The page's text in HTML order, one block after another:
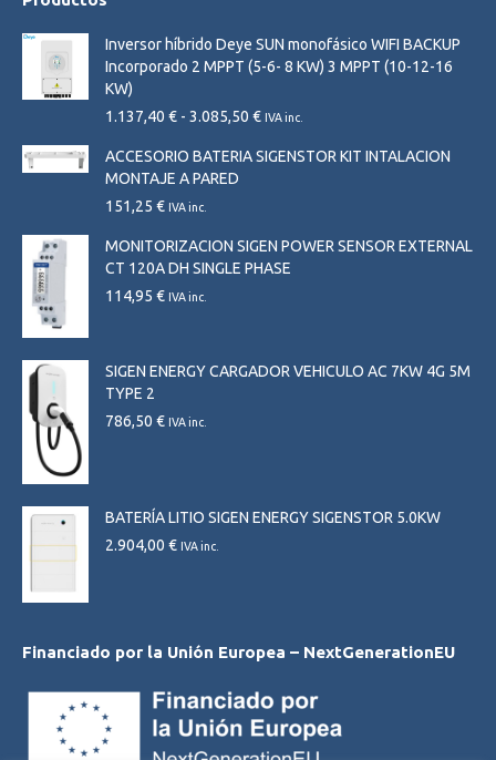
Inversor híbrido Deye SUN monofásico WIFI BACKUP
Incorporado 2 MPPT (5-6- 8 KW) 3 MPPT (10-12-16
KW)
1.137,40 € - 3.085,50 €Rango
precios:
3.085,50 €
IVA inc.
ACCESORIO BATERIA SIGENSTOR KIT INTALACION
MONTAJE A PARED
151,25 € IVA inc.
MONITORIZACION SIGEN POWER SENSOR EXTERNAL
CT 120A DH SINGLE PHASE
114,95 € IVA inc.
SIGEN ENERGY CARGADOR VEHICULO AC 7KW 4G 5M
TYPE 2
786,50 € IVA inc.
BATERÍA LITIO SIGEN ENERGY SIGENSTOR 5.0KW
2.904,00 € IVA inc.
Financiado por la Unión Europea – NextGenerationEU